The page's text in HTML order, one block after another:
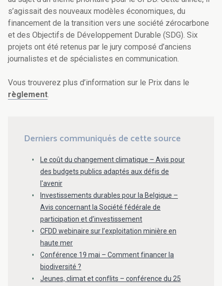
s’agissait des nouveaux modèles économiques, du
financement de la transition vers une société zérocarbone
et des Objectifs de Développement Durable (SDG). Six
projets ont été retenus par le jury composé d’anciens
journalistes et de spécialistes en communication.
Vous trouverez plus d’information sur le Prix dans le
règlement.
Derniers communiqués de cette source
Le coût du changement climatique – Avis pour
des budgets publics adaptés aux défis de
l'avenir
Investissements durables pour la Belgique –
Avis concernant la Société fédérale de
participation et d’investissement
CFDD webinaire sur l’exploitation minière en
haute mer
Conférence 19 mai – Comment financer la
biodiversité ?
Jeunes, climat et conflits – conférence du 25